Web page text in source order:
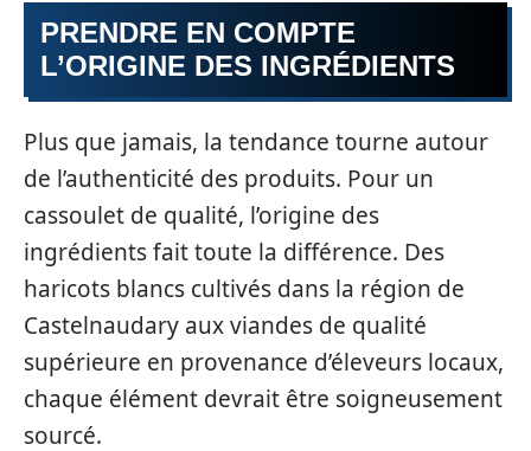
PRENDRE EN COMPTE
L’ORIGINE DES INGRÉDIENTS
Plus que jamais, la tendance tourne autour
de l’authenticité des produits. Pour un
cassoulet de qualité, l’origine des
ingrédients fait toute la différence. Des
haricots blancs cultivés dans la région de
Castelnaudary aux viandes de qualité
supérieure en provenance d’éleveurs locaux,
chaque élément devrait être soigneusement
sourcé.